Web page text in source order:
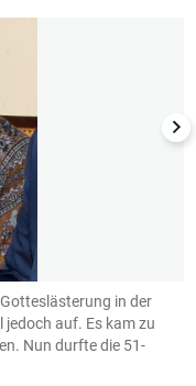
in der
jedoch auf. Es kam zu
Nun durfte die 51-